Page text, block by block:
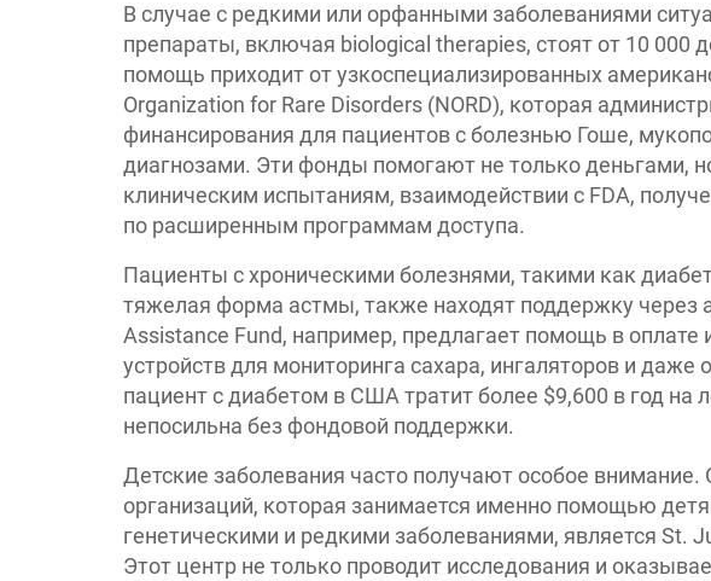
В случае с редкими или орфанными заболеваниями
препараты, включая biological therapies, стоят от 10 000
помощь приходит от узкоспециализированных
Organization for Rare Disorders (NORD), которая
финансирования для пациентов с болезнью Гоше,
диагнозами. Эти фонды помогают не только деньгами,
клиническим испытаниям, взаимодействии с FDA,
по расширенным программам доступа.
Пациенты с хроническими болезнями, такими как
тяжелая форма астмы, также находят поддержку
Assistance Fund, например, предлагает помощь в оплате
устройств для мониторинга сахара, ингаляторов и
пациент с диабетом в США тратит более $9,600 в год на
непосильна без фондовой поддержки.
Детские заболевания часто получают особое
организаций, которая занимается именно помощью
генетическими и редкими заболеваниями, является St.
Этот центр не только проводит исследования и